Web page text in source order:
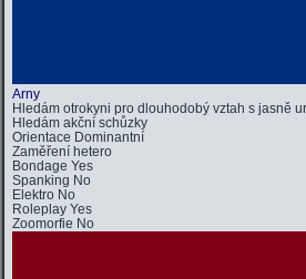
Arny
Hledám otrokyni pro dlouhodobý vztah s jasně
Hledám akční schůzky
Orientace Dominantní
Zaměření hetero
Bondage Yes
Spanking No
Elektro No
Roleplay Yes
Zoomorfie No